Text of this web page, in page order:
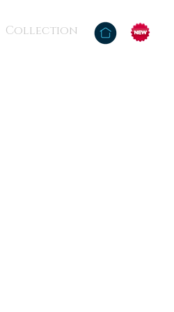
Collection